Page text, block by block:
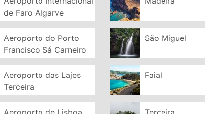
de Faro Algarve
Aeroporto do Porto
Francisco Sá Carneiro
Aeroporto das Lajes
Terceira
Aeroporto de Lisboa
São Miguel
Faial
Terceira